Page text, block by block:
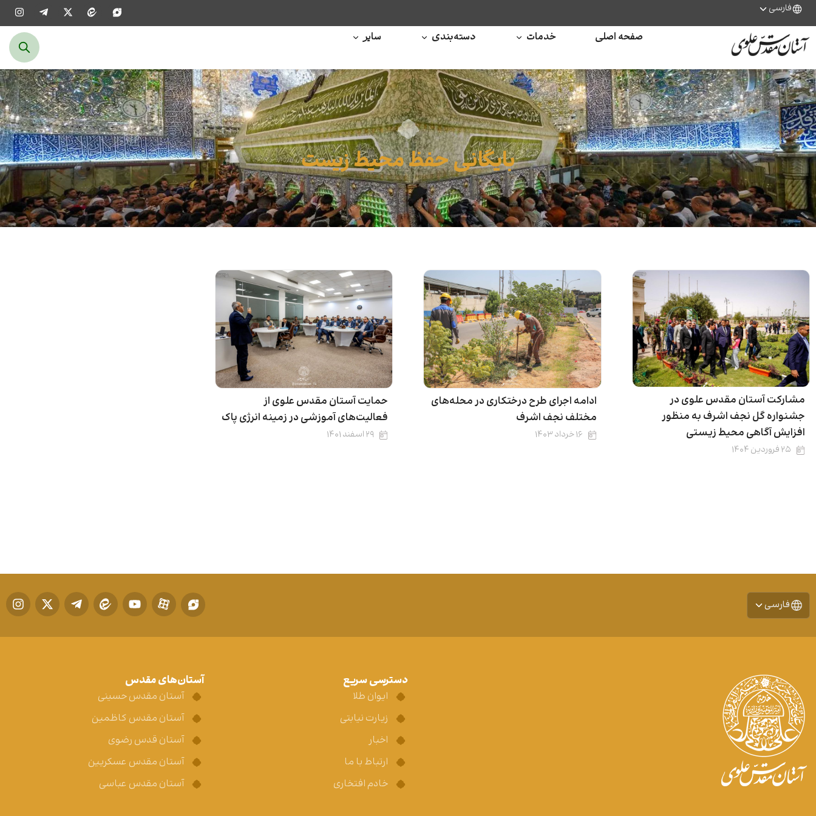
فارسی
صفحه اصلی خدمات دسته‌بندی سایر
بایگانی حفظ محیط زیست
مشارکت آستان مقدس علوی در
جشنواره گل نجف اشرف به منظور
افزایش آگاهی محیط زیستی
۲۵ فروردین ۱۴۰۴
ادامه اجرای طرح درختکاری در محله‌های
مختلف نجف اشرف
۱۶ خرداد ۱۴۰۳
حمایت آستان مقدس علوی از
فعالیت‌های آموزشی در زمینه انرژی پاک
۲۹ اسفند ۱۴۰۱
فارسی
دسترسی سریع
ایوان طلا
زیارت نیابتی
اخبار
ارتباط با ما
خادم افتخاری
آستان‌های مقدس
آستان مقدس حسینی
آستان مقدس کاظمین
آستان قدس رضوی
آستان مقدس عسکریین
آستان مقدس عباسی